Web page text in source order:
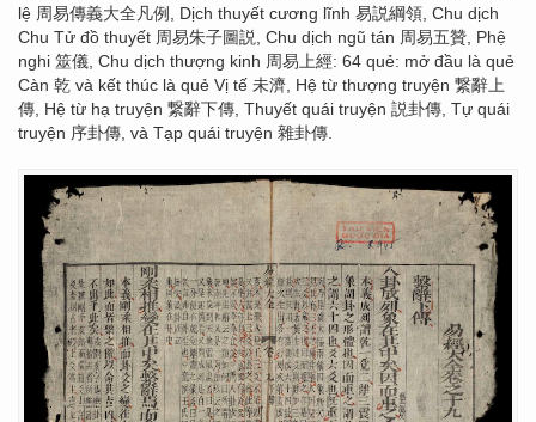
lệ 周易傳義大全凡例, Dịch thuyết cương lĩnh 易説綱領, Chu dịch
Chu Tử đồ thuyết 周易朱子圖説, Chu dịch ngũ tán 周易五贊, Phệ
nghi 筮儀, Chu dịch thượng kinh 周易上經: 64 quẻ: mở đầu là quẻ
Càn 乾 và kết thúc là quẻ Vị tế 未濟, Hệ từ thượng truyện 繋辭上
傳, Hệ từ hạ truyện 繋辭下傳, Thuyết quái truyện 説卦傳, Tự quái
truyện 序卦傳, và Tạp quái truyện 雜卦傳.